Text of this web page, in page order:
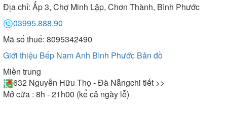
Địa chỉ: Ấp 3, Chợ Minh Lập, Chơn Thành, Bình Phước
03995.888.90
Mã số thuế: 8095342490
Giới thiệu Bếp Nam Anh Bình Phước Bản đồ
Miền trung
632 Nguyễn Hữu Thọ - Đà Nẵngchi tiết >>
Mở cửa : 8h - 21h00 (kể cả ngày lễ)